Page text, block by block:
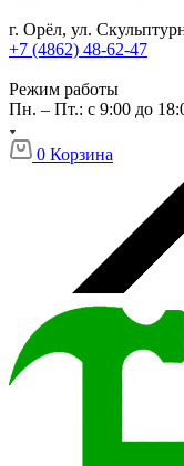
г. Орёл, ул.
+7 (4862) 48-62-47
Режим работы
Пн. – Пт.: с 9:00 до
0 Корзина